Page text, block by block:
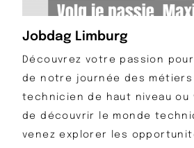
Jobdag Limburg
Découvrez votre passion
de notre journée des métiers
technicien de haut niveau ou
de découvrir le monde
venez explorer les